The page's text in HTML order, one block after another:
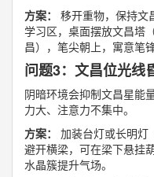
方案：
移开重物，保持文
学习区，桌面摆放文昌塔
昌），笔尖朝上，寓意笔
问题3：文昌位光线
阴暗环境会抑制文昌星能
力大、注意力不集中。
方案：
加装台灯或长明灯
避开横梁，可在梁下悬挂
水晶簇提升气场。